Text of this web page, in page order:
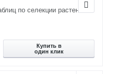
по селекции растений и
Купить в
один клик